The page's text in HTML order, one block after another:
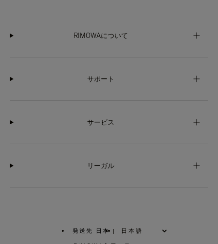
RIMOWAについて
サポート
サービス
リーガル
発送先 日本 |